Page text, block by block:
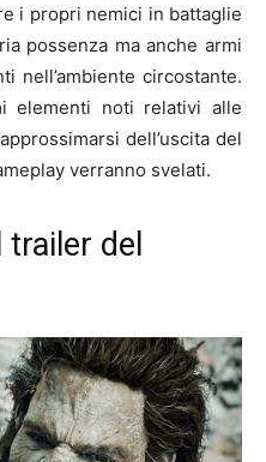
i propri nemici in battaglie
possenza ma anche armi
nell’ambiente circostante.
elementi noti relativi alle
dell’uscita del
verranno svelati.
del